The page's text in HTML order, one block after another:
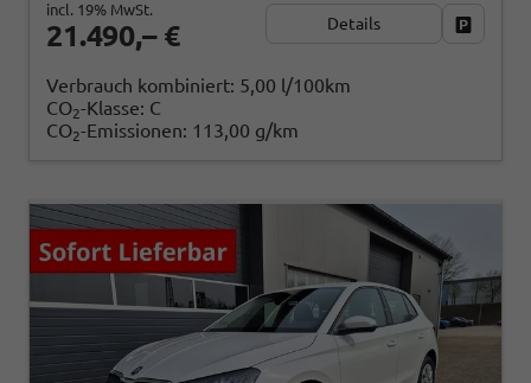
21.490,– €
incl. 19% MwSt.
Details
Verbrauch kombiniert: 5,00 l/100km
CO2-Klasse: C
CO2-Emissionen: 113,00 g/km